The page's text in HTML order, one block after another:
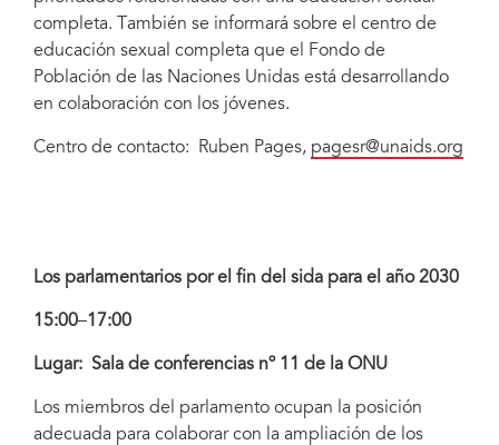
completa. También se informará sobre el centro de
educación sexual completa que el Fondo de
Población de las Naciones Unidas está desarrollando
en colaboración con los jóvenes.
Centro de contacto: Ruben Pages, pagesr@unaids.org
Los parlamentarios por el fin del sida para el año 2030
15:00–17:00
Lugar: Sala de conferencias nº 11 de la ONU
Los miembros del parlamento ocupan la posición
adecuada para colaborar con la ampliación de los